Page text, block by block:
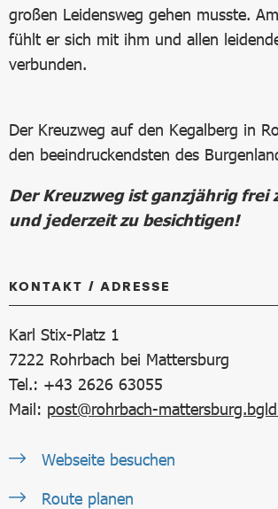
großen Leidensweg gehen musste.
fühlt er sich mit ihm und allen
verbunden.
Der Kreuzweg auf den Kegalberg in
den beeindruckendsten des
Der Kreuzweg ist ganzjährig frei
und jederzeit zu besichtigen!
KONTAKT / ADRESSE
Karl Stix-Platz 1
7222 Rohrbach bei Mattersburg
Tel.: +43 2626 63055
Mail: post@rohrbach-
Webseite besuchen
Route planen